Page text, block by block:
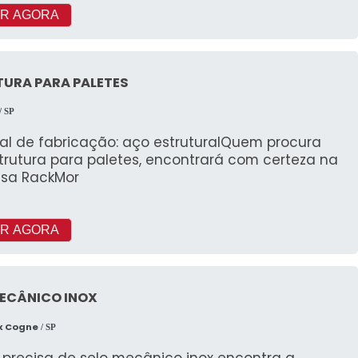
AGORA
PARA PALETES
SP
de fabricação: aço estruturalQuem procura
para paletes, encontrará com certeza na
RackMor
AGORA
INOX
Cogne / SP